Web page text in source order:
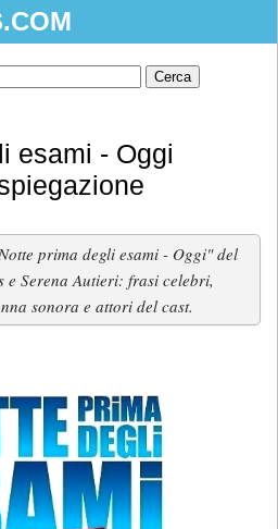
esami - Oggi
prima degli esami - Oggi" del
Serena Autieri: frasi celebri,
sonora e attori del cast.